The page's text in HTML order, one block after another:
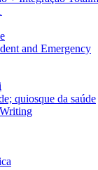
and Emergency
quiosque da saúde